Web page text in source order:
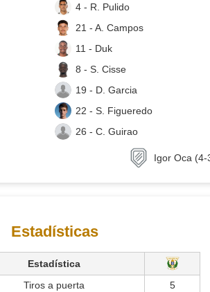
4 - R. Pulido
21 - A. Campos
11 - Duk
8 - S. Cisse
19 - D. Garcia
22 - S. Figueredo
26 - C. Guirao
Igor Oca (4-
Estadísticas
Estadística
Tiros a puerta
5